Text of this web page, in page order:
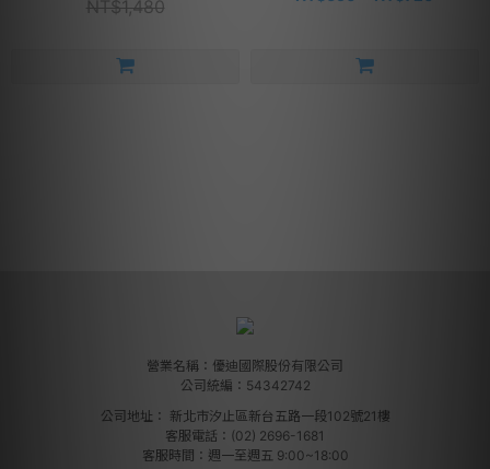
NT$1,480
營業名稱：優迪國際股份有限公司
公司統編：54342742
公司地址： 新北市汐止區新台五路一段102號21樓
客服電話：(02) 2696-1681
客服時間：週一至週五 9:00~18:00